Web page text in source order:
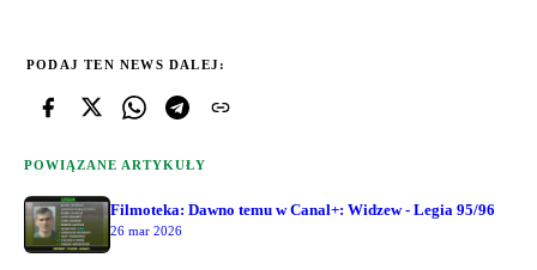
PODAJ TEN NEWS DALEJ:
POWIĄZANE ARTYKUŁY
Filmoteka: Dawno temu w Canal+: Widzew - Legia 95/96
26 mar 2026